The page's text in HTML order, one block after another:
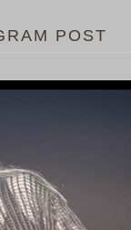
POST